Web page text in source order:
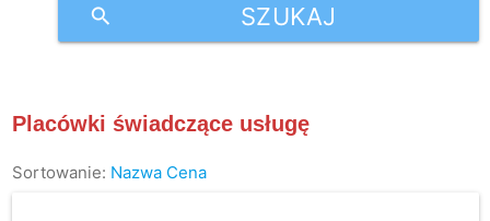
SZUKAJ
search
Placówki świadczące usługę
Sortowanie: Nazwa Cena